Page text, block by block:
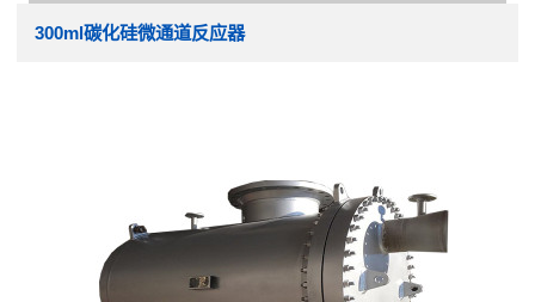
300ml碳化硅微通道反应器